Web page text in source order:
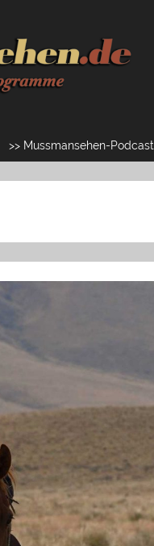
>> Mussmansehen-Podcast